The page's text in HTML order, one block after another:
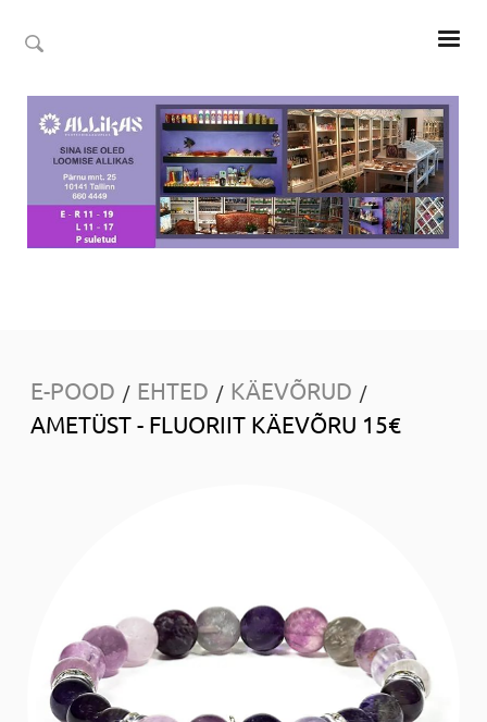
E-POOD / EHTED / KÄEVÕRUD /
AMETÜST - FLUORIIT KÄEVÕRU 15€